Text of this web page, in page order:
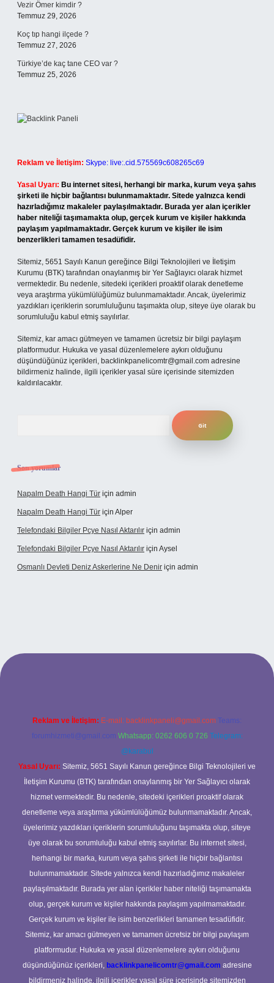
Vezir Ömer kimdir ?
Temmuz 29, 2026
Koç tıp hangi ilçede ?
Temmuz 27, 2026
Türkiye’de kaç tane CEO var ?
Temmuz 25, 2026
Reklam ve İletişim: Skype: live:.cid.575569c608265c69
Yasal Uyarı: Bu internet sitesi, herhangi bir marka, kurum veya şahıs
şirketi ile hiçbir bağlantısı bulunmamaktadır. Sitede yalnızca kendi
hazırladığımız makaleler paylaşılmaktadır. Burada yer alan içerikler
haber niteliği taşımamakta olup, gerçek kurum ve kişiler hakkında
paylaşım yapılmamaktadır. Gerçek kurum ve kişiler ile isim
benzerlikleri tamamen tesadüfidir.
Sitemiz, 5651 Sayılı Kanun gereğince Bilgi Teknolojileri ve İletişim
Kurumu (BTK) tarafından onaylanmış bir Yer Sağlayıcı olarak hizmet
vermektedir. Bu nedenle, sitedeki içerikleri proaktif olarak denetleme
veya araştırma yükümlülüğümüz bulunmamaktadır. Ancak, üyelerimiz
yazdıkları içeriklerin sorumluluğunu taşımakta olup, siteye üye olarak bu
sorumluluğu kabul etmiş sayılırlar.
Sitemiz, kar amacı gütmeyen ve tamamen ücretsiz bir bilgi paylaşım
platformudur. Hukuka ve yasal düzenlemelere aykırı olduğunu
düşündüğünüz içerikleri, backlinkpanelicomtr@gmail.com adresine
bildirmeniz halinde, ilgili içerikler yasal süre içerisinde sitemizden
kaldırılacaktır.
Son yorumlar
Napalm Death Hangi Tür için admin
Napalm Death Hangi Tür için Alper
Telefondaki Bilgiler Pcye Nasıl Aktarılır için admin
Telefondaki Bilgiler Pcye Nasıl Aktarılır için Aysel
Osmanlı Devleti Deniz Askerlerine Ne Denir için admin
giriş
Reklam ve İletişim: E-mail: backlinkpaneli@gmail.com Teams:
forumhizmeti@gmail.com Whatsapp: 0262 606 0 726 Telegram:
@karabul
Yasal Uyarı: Sitemiz, 5651 Sayılı Kanun gereğince Bilgi Teknolojileri ve
İletişim Kurumu (BTK) tarafından onaylanmış bir Yer Sağlayıcı olarak
hizmet vermektedir. Bu nedenle, sitedeki içerikleri proaktif olarak
denetleme veya araştırma yükümlülüğümüz bulunmamaktadır. Ancak,
üyelerimiz yazdıkları içeriklerin sorumluluğunu taşımakta olup, siteye
üye olarak bu sorumluluğu kabul etmiş sayılırlar. Bu internet sitesi,
herhangi bir marka, kurum veya şahıs şirketi ile hiçbir bağlantısı
bulunmamaktadır. Sitede yalnızca kendi hazırladığımız makaleler
paylaşılmaktadır. Burada yer alan içerikler haber niteliği taşımamakta
olup, gerçek kurum ve kişiler hakkında paylaşım yapılmamaktadır.
Gerçek kurum ve kişiler ile isim benzerlikleri tamamen tesadüfidir.
Sitemiz, kar amacı gütmeyen ve tamamen ücretsiz bir bilgi paylaşım
platformudur. Hukuka ve yasal düzenlemelere aykırı olduğunu
düşündüğünüz içerikleri, backlinkpanelicomtr@gmail.com adresine
bildirmeniz halinde, ilgili içerikler yasal süre içerisinde sitemizden